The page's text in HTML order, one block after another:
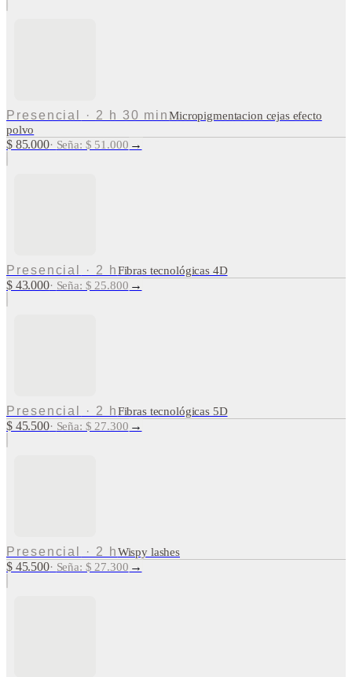
Presencial · 2 h 30 minMicropigmentacion cejas efecto
polvo
$ 85.000· Seña: $ 51.000 →
Presencial · 2 hFibras tecnológicas 4D
$ 43.000· Seña: $ 25.800 →
Presencial · 2 hFibras tecnológicas 5D
$ 45.500· Seña: $ 27.300 →
Presencial · 2 hWispy lashes
$ 45.500· Seña: $ 27.300 →